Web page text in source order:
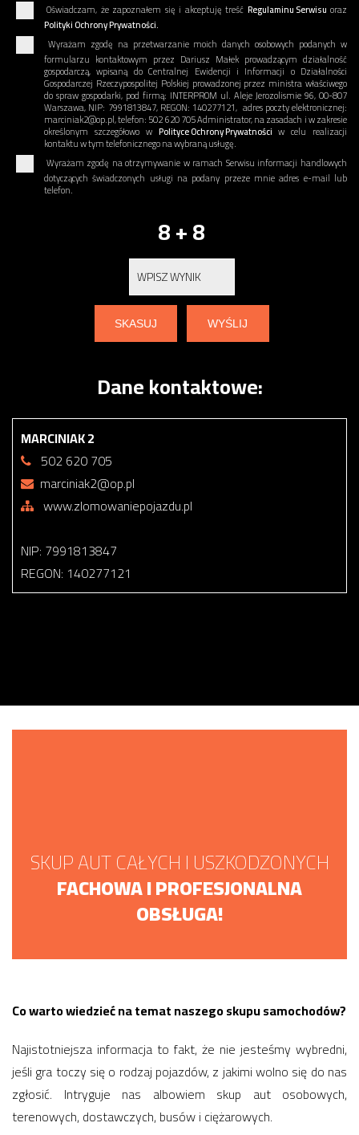
Oświadczam, że zapoznałem się i akceptuję treść Regulaminu Serwisu oraz
Polityki Ochrony Prywatności.
Wyrażam zgodę na przetwarzanie moich danych osobowych podanych w
formularzu kontaktowym przez Dariusz Małek prowadzącym działalność
gospodarczą, wpisaną do Centralnej Ewidencji i Informacji o Działalności
Gospodarczej Rzeczypospolitej Polskiej prowadzonej przez ministra właściwego
do spraw gospodarki, pod firmą: INTERPROM ul. Aleje Jerozolismie 96, 00-807
Warszawa, NIP: 7991813847, REGON: 140277121, adres poczty elektronicznej:
marciniak2@op.pl, telefon: 502 620 705 Administrator, na zasadach i w zakresie
określonym szczegółowo w Polityce Ochrony Prywatności w celu realizacji
kontaktu w tym telefonicznego na wybraną usługę.
Wyrażam zgodę na otrzymywanie w ramach Serwisu informacji handlowych
dotyczących świadczonych usługi na podany przeze mnie adres e-mail lub
telefon.
8 + 8
Dane kontaktowe:
MARCINIAK 2
502 620 705
marciniak2@op.pl
www.zlomowaniepojazdu.pl
NIP: 7991813847
REGON: 140277121
SKUP AUT CAŁYCH I USZKODZONYCH
FACHOWA I PROFESJONALNA
OBSŁUGA!
Co warto wiedzieć na temat naszego skupu samochodów?
Najistotniejsza informacja to fakt, że nie jesteśmy wybredni,
jeśli gra toczy się o rodzaj pojazdów, z jakimi wolno się do nas
zgłosić. Intryguje nas albowiem skup aut osobowych,
terenowych, dostawczych, busów i ciężarowych.